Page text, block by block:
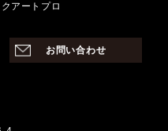
アートプロ
お問い合わせ